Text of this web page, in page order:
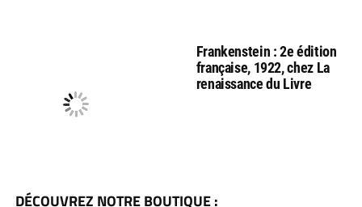
Frankenstein : 2e édition
française, 1922, chez La
renaissance du Livre
DÉCOUVREZ NOTRE BOUTIQUE :